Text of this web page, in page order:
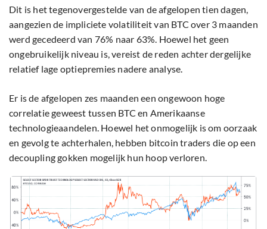
Dit is het tegenovergestelde van de afgelopen tien dagen,
aangezien de impliciete volatiliteit van BTC over 3 maanden
werd gecedeerd ​​van 76% naar 63%. Hoewel het geen
ongebruikelijk niveau is, vereist de reden achter dergelijke
relatief lage optiepremies nadere analyse.
Er is de afgelopen zes maanden een ongewoon hoge
correlatie geweest tussen BTC en Amerikaanse
technologieaandelen. Hoewel het onmogelijk is om oorzaak
en gevolg te achterhalen, hebben bitcoin traders die op een
decoupling gokken mogelijk hun hoop verloren.